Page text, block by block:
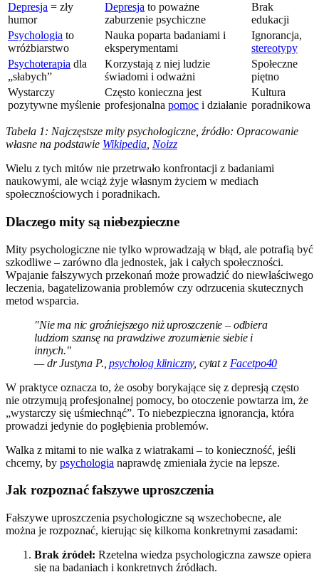
Depresja = zły
humor
Depresja to poważne
zaburzenie psychiczne
Brak
edukacji
Psychologia to
wróżbiarstwo
Nauka poparta badaniami i
eksperymentami
Ignorancja,
stereotypy
Psychoterapia dla
„słabych”
Korzystają z niej ludzie
świadomi i odważni
Społeczne
piętno
Wystarczy
pozytywne myślenie
Często konieczna jest
profesjonalna pomoc i działanie
Kultura
poradnikowa
Tabela 1: Najczęstsze mity psychologiczne, źródło: Opracowanie
własne na podstawie Wikipedia Noizz
Wielu z tych mitów nie przetrwało konfrontacji z badaniami
naukowymi, ale wciąż żyje własnym życiem w mediach
społecznościowych i poradnikach.
Dlaczego mity są niebezpieczne
Mity psychologiczne nie tylko wprowadzają w błąd, ale potrafią być
szkodliwe – zarówno dla jednostek, jak i całych społeczności.
Wpajanie fałszywych przekonań może prowadzić do niewłaściwego
leczenia, bagatelizowania problemów czy odrzucenia skutecznych
metod wsparcia.
"Nie ma nic groźniejszego niż uproszczenie – odbiera
ludziom szansę na prawdziwe zrozumienie siebie i
innych."
— dr Justyna P.,psycholog kliniczny, cytat z Facetpo40
W praktyce oznacza to, że osoby borykające się z depresją często
nie otrzymują profesjonalnej pomocy, bo otoczenie powtarza im, że
„wystarczy się uśmiechnąć”. To niebezpieczna ignorancja, która
prowadzi jedynie do pogłębienia problemów.
Walka z mitami to nie walka z wiatrakami – to konieczność, jeśli
chcemy, by psychologia naprawdę zmieniała życie na lepsze.
Jak rozpoznać fałszywe uproszczenia
Fałszywe uproszczenia psychologiczne są wszechobecne, ale
można je rozpoznać, kierując się kilkoma konkretnymi zasadami:
Brak źródeł: Rzetelna wiedza psychologiczna zawsze opiera
się na badaniach i konkretnych źródłach.